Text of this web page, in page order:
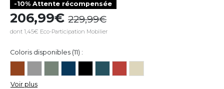
-10% Attente récompensée
206,99 229,99
dont 1,45€ Eco-Participation Mobilier
Coloris disponibles (11) :
Voir plus